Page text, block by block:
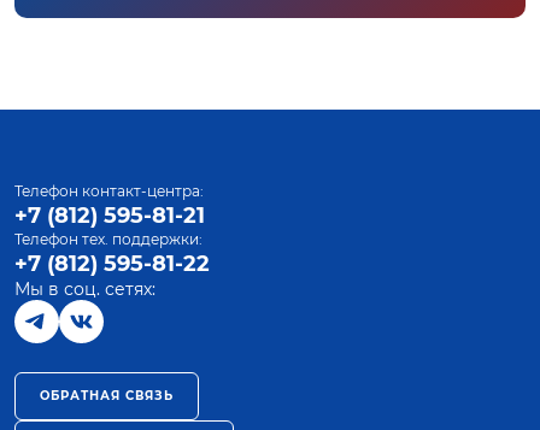
Телефон контакт-центра:
+7 (812) 595-81-21
Телефон тех. поддержки:
+7 (812) 595-81-22
Мы в соц. сетях:
ОБРАТНАЯ СВЯЗЬ